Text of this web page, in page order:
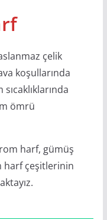
çelik
koşullarında
ömrü
harf, gümüş
harf çeşitlerinin